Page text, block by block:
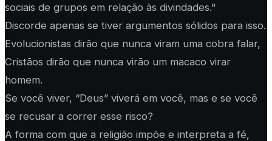
sociais de grupos em relação às divindades."
Discorde apenas se tiver argumentos sólidos para isso.
Evolucionistas dirão que nunca viram uma cobra falar,
Cristãos dirão que nunca virão um macaco virar
homem.
Se você viver, “Deus” viverá em você, mas e se você
se recusar a correr esse risco?
A forma com que a religião impõe e interpreta a fé,